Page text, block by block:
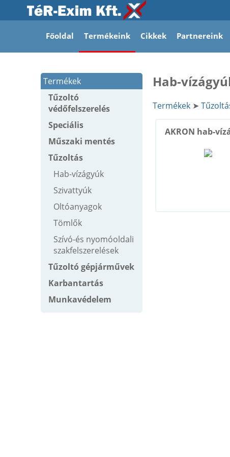
Főoldal Termékeink Cikkek Partnereink
Termékek
Tűzoltó
védőfelszerelés
Speciális
Műszaki mentés
Tűzoltás
Hab-vízágyúk
Szivattyúk
Oltóanyagok
Tömlők
Szívó-és nyomóoldali
szakfelszerelések
Tűzoltó gépjárművek
Karbantartás
Munkavédelem
Hab-
Termékek ➤
AKRON hab-